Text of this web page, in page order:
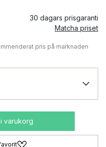
30 dagars prisgaranti
Matcha priset
pris på marknaden
varukorg